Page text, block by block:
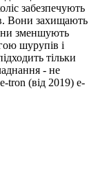
забезпечують
Вони захищають
зменшують
шурупів і
тільки
- не
tron (від 2019) e-